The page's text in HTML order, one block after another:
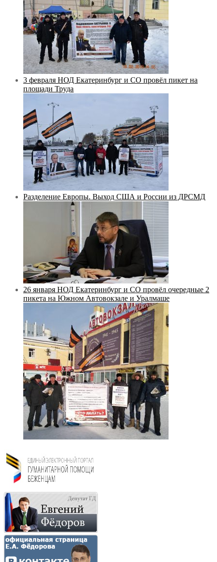
3 февраля НОД Екатеринбург и СО провёл пикет на
площади Труда
Разделение Европы. Выход США и России из ДРСМД
26 января НОД Екатеринбург и СО провёл очередные 2
пикета на Южном Автовокзале и Уралмаше